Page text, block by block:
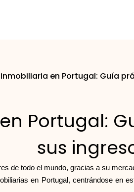
en Portugal: Guía
Portugal:
sus
de todo el mundo, gracias a su
en Portugal, centrándose en